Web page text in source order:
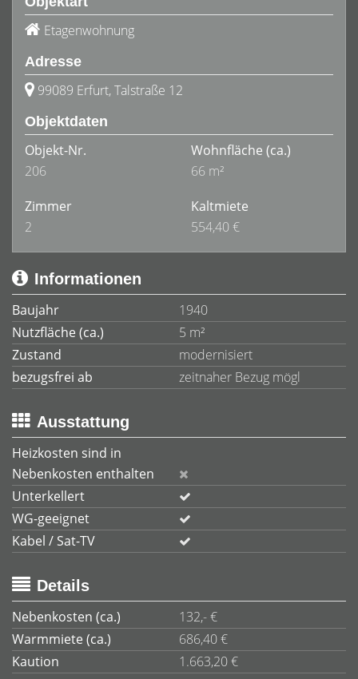
Etagenwohnung
Adresse
99089 Erfurt, Talstraße 12
Objektdaten
Objekt-Nr.
206
Wohnfläche (ca.)
66 m²
Zimmer
2
Kaltmiete
554,40 €
Informationen
Baujahr
1940
Nutzfläche (ca.)
5 m²
Zustand
modernisiert
bezugsfrei ab
zeitnaher Bezug mögl
Ausstattung
Heizkosten sind in
Nebenkosten enthalten
Unterkellert
WG-geeignet
Kabel / Sat-TV
Details
Nebenkosten (ca.)
132,- €
Warmmiete (ca.)
686,40 €
Kaution
1.663,20 €